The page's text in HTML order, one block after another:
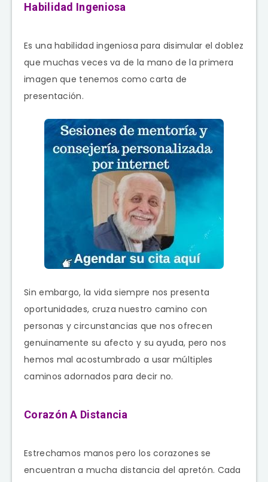
Habilidad Ingeniosa
Es una habilidad ingeniosa para disimular el doblez
que muchas veces va de la mano de la primera
imagen que tenemos como carta de
presentación.
Sin embargo, la vida siempre nos presenta
oportunidades, cruza nuestro camino con
personas y circunstancias que nos ofrecen
genuinamente su afecto y su ayuda, pero nos
hemos mal acostumbrado a usar múltiples
caminos adornados para decir no.
Corazón A Distancia
Estrechamos manos pero los corazones se
encuentran a mucha distancia del apretón. Cada